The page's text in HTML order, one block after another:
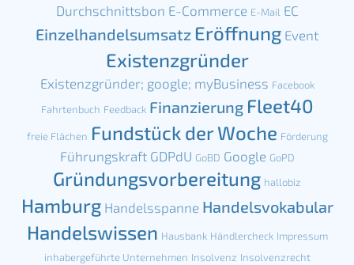
Durchschnittsbon E-Commerce E-Mail EC
Einzelhandelsumsatz Eröffnung Event
Existenzgründer
Existenzgründer; google; myBusiness Facebook
Fahrtenbuch Feedback Finanzierung Fleet40
freie Flächen Fundstück der Woche Förderung
Führungskraft GDPdU GoBD Google GoPD
Gründungsvorbereitung hallobiz
Hamburg Handelsspanne Handelsvokabular
Handelswissen Hausbank Händlercheck Impressum
inhabergeführte Unternehmen Insolvenz Insolvenzrecht